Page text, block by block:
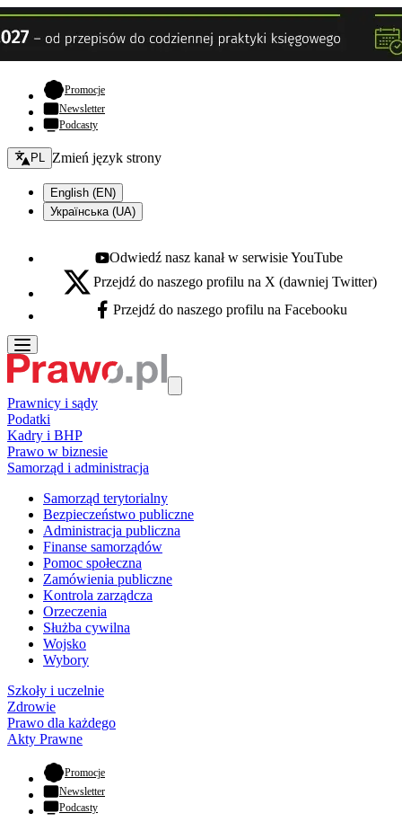
Promocje- otwiera się w nowej karcie
Newsletter
Podcasty
Zmień język - bieżący:
PL Zmień język strony
English (EN)
Українська (UA)
Youtube - otwiera się w nowej karcie
Odwiedź nasz kanał w serwisie YouTube
X - otwiera się w nowej karcie
Przejdź do naszego profilu na X (dawniej Twitter)
Facebook - otwiera się w nowej karcie
Przejdź do naszego profilu na Facebooku
Prawnicy i sądy
Podatki
Kadry i BHP
Prawo w biznesie
Samorząd i administracja
Samorząd terytorialny
Bezpieczeństwo publiczne
Administracja publiczna
Finanse samorządów
Pomoc społeczna
Zamówienia publiczne
Kontrola zarządcza
Orzeczenia
Służba cywilna
Wojsko
Wybory
Szkoły i uczelnie
Zdrowie
Prawo dla każdego
Akty Prawne
Promocje- otwiera się w nowej karcie
Newsletter
Podcasty